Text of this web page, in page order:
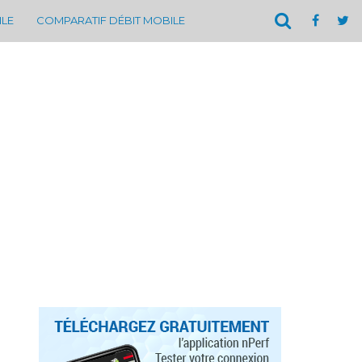
COMPARATIF DÉBIT MOBILE